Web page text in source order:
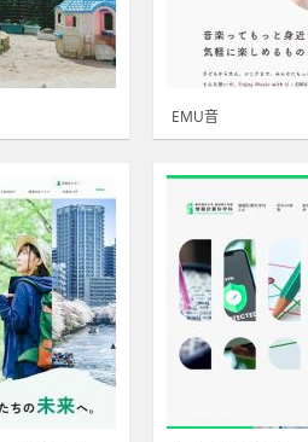
EMU音